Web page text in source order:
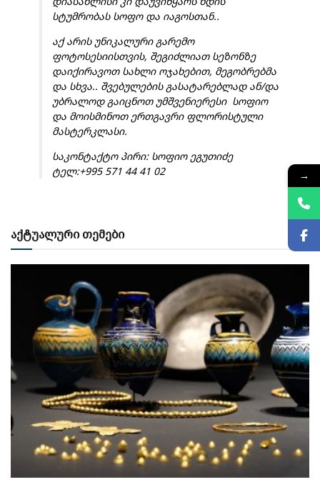
სტუმრობას სოფო და იაგოსთან..
აქ არის უნიკალური გარემო
ფოტოსესიისთვის, შეგიძლიათ სეზონზე
დაიქირავოთ სახლი ოჯახებით, მეგობრებმა
და სხვა.. შვებულების გასატარებლად ან/და
უბრალოდ გაიცნოთ უმშვენიერესი სოფიო
და მოისმინოთ ერთგავრი ფლორისტული
მასტერკლასი.
საკონტაქტო პირი: სოფიო ეგუთიძე
ტელ:+995 571 44 41 02
აქტუალური თემები
→